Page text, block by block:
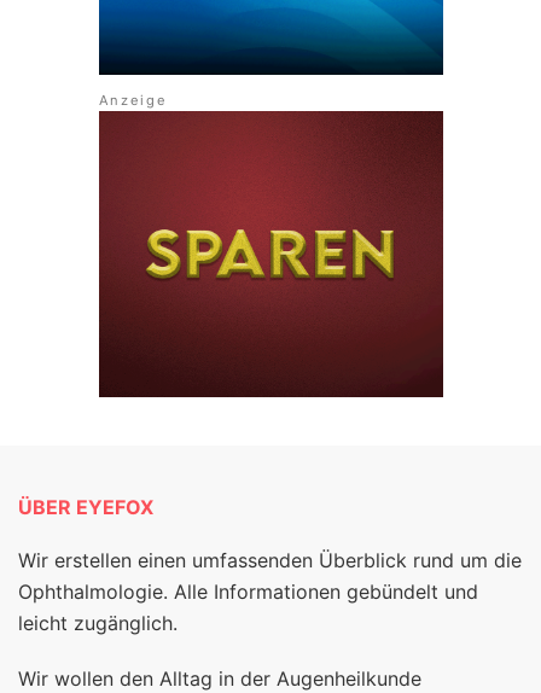
ÜBER EYEFOX
Wir erstellen einen umfassenden Überblick rund um die
Ophthalmologie. Alle Informationen gebündelt und
leicht zugänglich.
Wir wollen den Alltag in der Augenheilkunde